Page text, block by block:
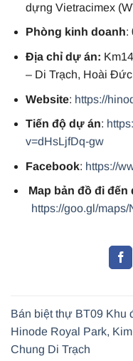
dựng Vietracimex
Phòng kinh doanh:
Địa chỉ dự án:
– Di Trạch, Hoài
Website: https://
Tiến độ dự án:
v=dHsLjfDq-gw
Facebook: https://
Map bản đồ đi đến
https://goo.gl/
Bán biệt thự BT09 Khu
Hinode Royal Park, Kim
Chung Di Trạch